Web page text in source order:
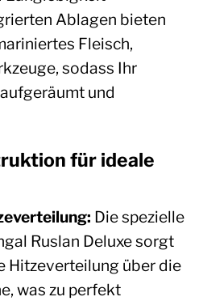
Ablagen bieten
Fleisch,
sodass Ihr
und
für ideale
Die spezielle
Ruslan Deluxe sorgt
Hitzeverteilung über die
was zu perfekt